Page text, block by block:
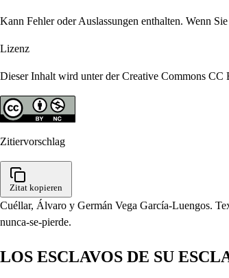
Kann Fehler oder Auslassungen enthalten. Wenn
Lizenz
Dieser Inhalt wird unter der Creative Commons
Zitiervorschlag
Zitat kopieren
Cuéllar, Álvaro y Germán Vega García-Luengos.
nunca-se-pierde.
LOS ESCLAVOS DE SU